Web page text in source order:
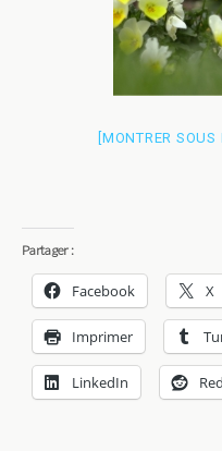
[MONTRER
Partager :
Facebook X
Imprimer
LinkedIn